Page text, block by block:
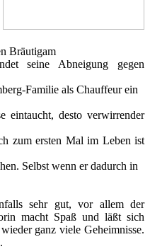
Bräutigam
seine Abneigung gegen
Familie als Chauffeur ein
eintaucht, desto verwirrender
zum ersten Mal im Leben ist
Selbst wenn er dadurch in
sehr gut, vor allem der
macht Spaß und läßt sich
ganz viele Geheimnisse.